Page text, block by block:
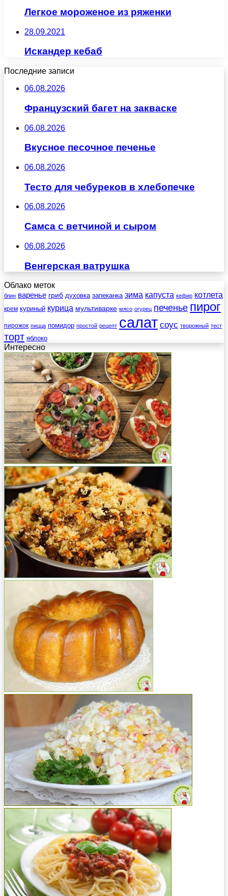
Легкое мороженое из ряженки
28.09.2021
Искандер кебаб
Последние записи
06.08.2026
Французский багет на закваске
06.08.2026
Вкусное песочное печенье
06.08.2026
Тесто для чебуреков в хлебопечке
06.08.2026
Самса с ветчиной и сыром
06.08.2026
Венгерская ватрушка
Облако меток
блин варенье гриб духовка запеканка зима капуста кефир котлета
крем куриный курица мультиварке мясо огурец печенье пирог
пирожок пицца помидор простой рецепт салат соус творожный тест
торт яблоко
Интересно